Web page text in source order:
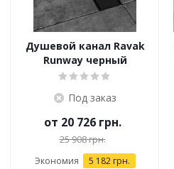
Душевой канал Ravak
Runway черный
Под заказ
от 20 726 грн.
25 908 грн.
Экономия 5 182 грн.